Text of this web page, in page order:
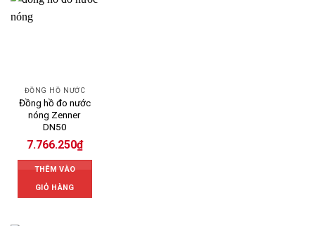
ĐỒNG HỒ NƯỚC
Đồng hồ đo nước
nóng Zenner
DN50
7.766.250₫
THÊM VÀO
GIỎ HÀNG